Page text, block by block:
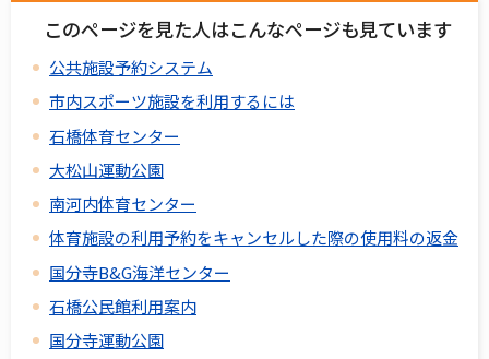
このページを見た人はこんなページも見ています
公共施設予約システム
市内スポーツ施設を利用するには
石橋体育センター
大松山運動公園
南河内体育センター
体育施設の利用予約をキャンセルした際の使用料の返金
国分寺B&G海洋センター
石橋公民館利用案内
国分寺運動公園